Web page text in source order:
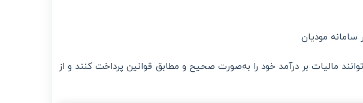
سامانه مودیان
مالیات بر درآمد خود را به‌صورت صحیح و مطابق قوانین پرداخت کنند و از